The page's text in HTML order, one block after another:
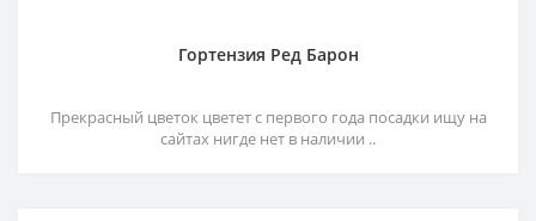
Гортензия Ред Барон
Прекрасный цветок цветет с первого года посадки ищу на
сайтах нигде нет в наличии ..